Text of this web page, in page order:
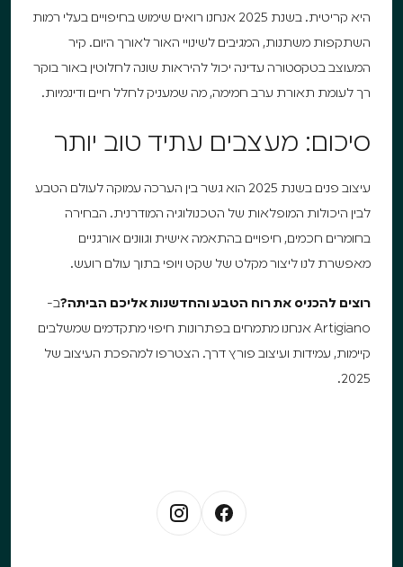
היא קריטית. בשנת 2025 אנחנו רואים שימוש בחיפויים בעלי רמות
השתקפות משתנות, המגיבים לשינויי האור לאורך היום. קיר
המעוצב בטקסטורה עדינה יכול להיראות שונה לחלוטין באור בוקר
רך לעומת תאורת ערב חמימה, מה שמעניק לחלל חיים ודינמיות.
סיכום: מעצבים עתיד טוב יותר
עיצוב פנים בשנת 2025 הוא גשר בין הערכה עמוקה לעולם הטבע
לבין היכולות המופלאות של הטכנולוגיה המודרנית. הבחירה
בחומרים חכמים, חיפויים בהתאמה אישית וגוונים אורגניים
מאפשרת לנו ליצור מקלט של שקט ויופי בתוך עולם רועש.
רוצים להכניס את רוח הטבע והחדשנות אליכם הביתה?ב-
Artigiano אנחנו מתמחים בפתרונות חיפוי מתקדמים שמשלבים
קיימות, עמידות ועיצוב פורץ דרך. הצטרפו למהפכת העיצוב של
2025.